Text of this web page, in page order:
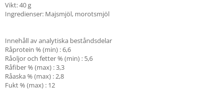
Vikt: 40 g
Ingredienser: Majsmjöl, morotsmjöl
Innehåll av analytiska beståndsdelar
Råprotein % (min) : 6,6
Råoljor och fetter % (min) : 5,6
Råfiber % (max) : 3,3
Råaska % (max) : 2,8
Fukt % (max) : 12